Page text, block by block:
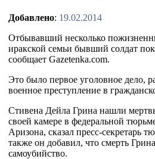
Добавлено: 19.02.2014
Отбывавший несколько
иракской семьи бывший солдат
сообщает Gazetenka.com.
Это было первое уголовное дело,
военное преступление в
Стивена Дейла Грина нашли
своей камере в федеральной
Аризона, сказал пресс-секретарь
также он добавил, что смерть
самоубийство.